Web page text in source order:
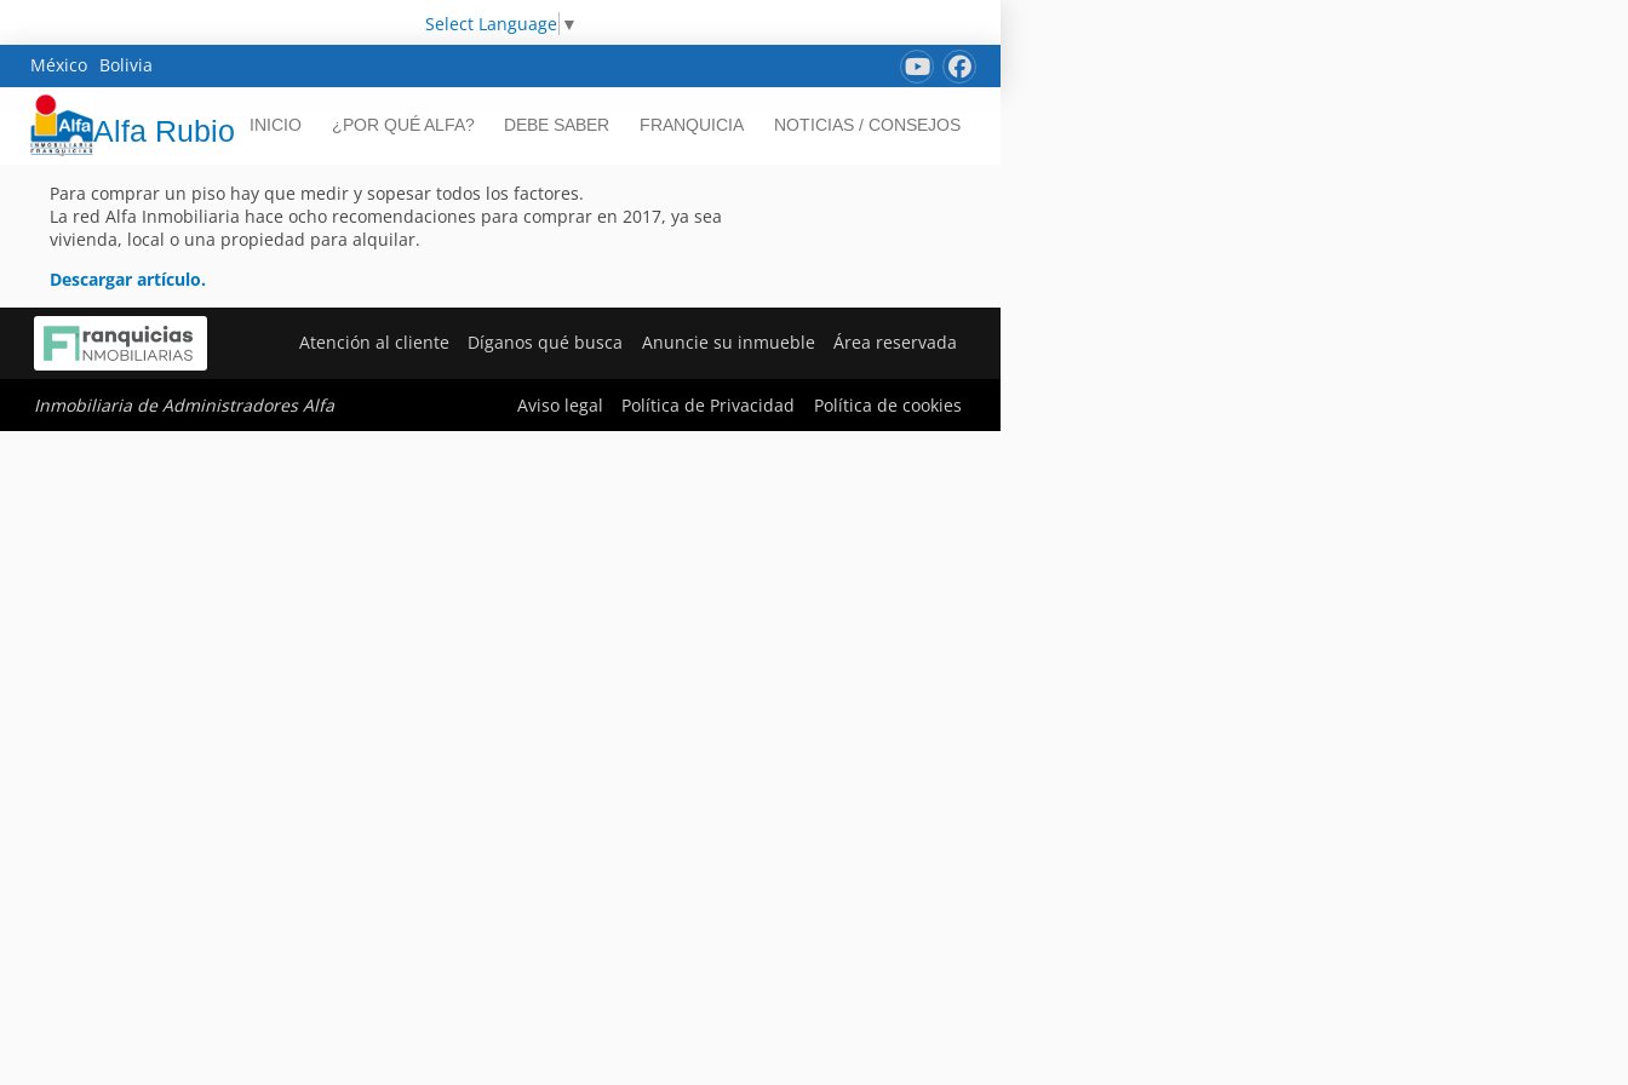
Select Language ▼
México Bolivia
Alfa Rubio INICIO ¿POR QUÉ ALFA? DEBE SABER FRANQUICIA NOTICIAS / CONSEJOS
Para comprar un piso hay que medir y sopesar todos los factores.
La red Alfa Inmobiliaria hace ocho recomendaciones para comprar en 2017, ya sea
vivienda, local o una propiedad para alquilar.
Descargar artículo.
Atención al cliente Díganos qué busca Anuncie su inmueble Área reservada
Inmobiliaria de Administradores Alfa Aviso legal Política de Privacidad Política de cookies